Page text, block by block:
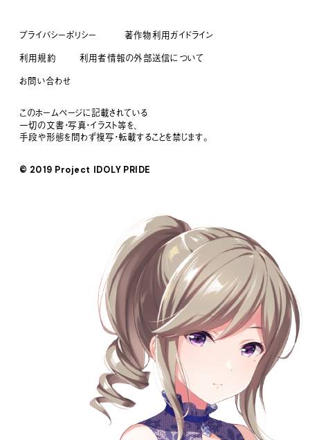
プライバシーポリシー
著作物利用ガイドライン
利用規約
利用者情報の外部送信について
お問い合わせ
このホームページに記載されている
一切の文書・写真・イラスト等を、
手段や形態を問わず複写・転載することを禁じます。
© 2019 Project IDOLY PRIDE